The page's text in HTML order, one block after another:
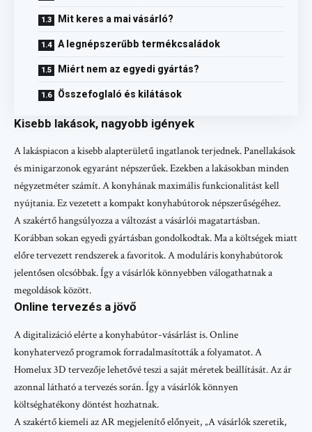
Mit keres a mai vásárló?
A legnépszerűbb termékcsaládok
Miért nem az egyedi gyártás?
Összefoglaló és kilátások
Kisebb lakások, nagyobb igények
A lakáspiacon a kisebb alapterületű ingatlanok terjednek. Panellakások
és minigarzonok egyaránt népszerűek. Ezekben a lakásokban minden
négyzetméter számít. A konyhának maximális funkcionalitást kell
nyújtania. Ez vezetett a kompakt konyhabútorok népszerűségéhez.
A szakértő hangsúlyozza a változást a vásárlói magatartásban.
Korábban sokan egyedi gyártásban gondolkodtak. Ma a költségek miatt
előre tervezett rendszerek a favoritok. A moduláris konyhabútorok
jelentősen olcsóbbak. Így a vásárlók könnyebben válogathatnak a
megoldások között.
Online tervezés a jövő
A digitalizáció elérte a konyhabútor-vásárlást is. Online
konyhatervező programok forradalmasították a folyamatot. A
Homelux 3D tervezője lehetővé teszi a saját méretek beállítását. Az ár
azonnal látható a tervezés során. Így a vásárlók könnyen
költséghatékony döntést hozhatnak.
A szakértő kiemeli az AR megjelenítő előnyeit, „A vásárlók szeretik,